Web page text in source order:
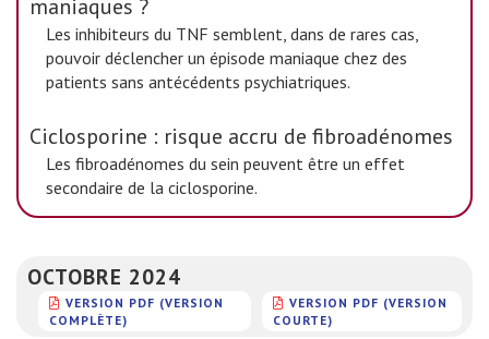
maniaques ?
Les inhibiteurs du TNF semblent, dans de rares cas,
pouvoir déclencher un épisode maniaque chez des
patients sans antécédents psychiatriques.
Ciclosporine : risque accru de fibroadénomes
Les fibroadénomes du sein peuvent être un effet
secondaire de la ciclosporine.
OCTOBRE 2024
VERSION PDF (VERSION
COMPLÈTE)
VERSION PDF (VERSION
COURTE)